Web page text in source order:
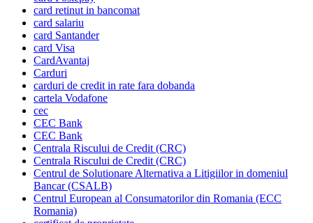
card retinut in bancomat
card salariu
card Santander
card Visa
CardAvantaj
Carduri
carduri de credit in rate fara dobanda
cartela Vodafone
cec
CEC Bank
CEC Bank
Centrala Riscului de Credit (CRC)
Centrala Riscului de Credit (CRC)
Centrul de Solutionare Alternativa a Litigiilor in domeniul
Bancar (CSALB)
Centrul European al Consumatorilor din Romania (ECC
Romania)